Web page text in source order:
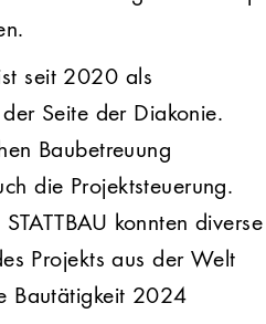
seit 2020 als
Seite der Diakonie.
Baubetreuung
die Projektsteuerung.
konnten diverse
Projekts aus der Welt
Bautätigkeit 2024